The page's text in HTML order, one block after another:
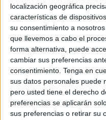
localización geográfica
características de
su consentimiento a
que llevemos a cabo el
forma alternativa, puede
cambiar sus preferencias
consentimiento. Tenga en
sus datos personales puede
pero usted tiene el derecho
preferencias se aplicarán
sus preferencias o retirar su
por un lado con que el 29
del personal municipal,
habrá terminado su
y no volverá a su puesto
miércoles, día 4 de mayo.
domingo, la festividad
del Funcionario. Un
antes.
No discutimos que esa